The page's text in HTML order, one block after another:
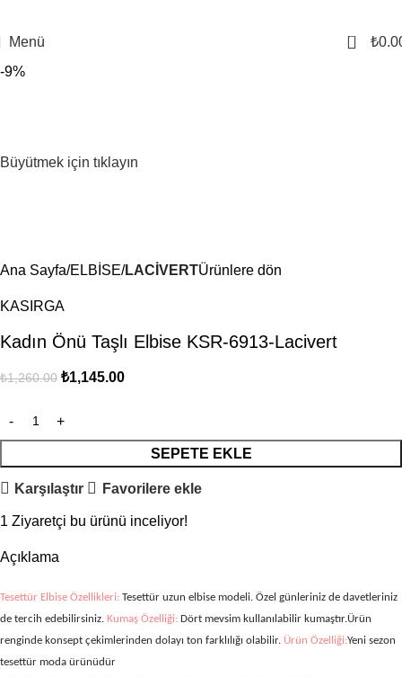
Menü 0 ₺
-9%
Büyütmek için tıklayın
Ana Sayfa ELBİSE LACİVERTÜrünlere dön
KASIRGA
Kadın Önü Taşlı Elbise KSR-6913-Lacivert
₺1,260.00 ₺1,145.00
SEPETE EKLE
Karşılaştır Favorilere ekle
1 Ziyaretçi bu ürünü inceliyor!
Açıklama
Tesettür Elbise Özellikleri: Tesettür uzun elbise modeli. Özel günleriniz de davetleriniz
de tercih edebilirsiniz. Kumaş Özelliği: Dört mevsim kullanılabilir kumaştır.Ürün
renginde konsept çekimlerinden dolayı ton farklılığı olabilir. Ürün Özelliği:Yeni sezon
tesettür moda ürünüdür